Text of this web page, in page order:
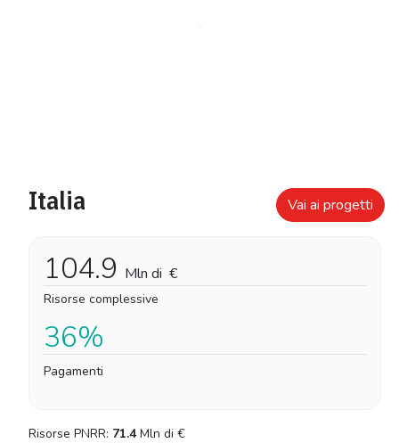
Italia Vai ai progetti
104.9 Mln di €
Risorse complessive
36%
Pagamenti
Risorse PNRR: 71.4 Mln di €